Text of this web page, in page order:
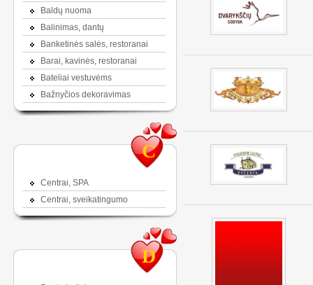
Baldų nuoma
Balinimas, dantų
Banketinės salės, restoranai
Barai, kavinės, restoranai
Bateliai vestuvėms
Bažnyčios dekoravimas
C
Centrai, SPA
Centrai, sveikatingumo
D